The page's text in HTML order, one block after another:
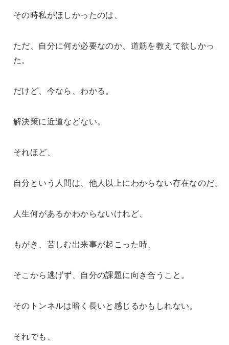
その時私がほしかったのは、
ただ、自分に何が必要なのか、道筋を教えて欲しかっ
た。
だけど、今なら、わかる。
解決策に近道などない。
それほど、
自分という人間は、他人以上にわからない存在なのだ。
人生何があるかわからないけれど、
もがき、苦しむ出来事が起こった時、
そこから逃げず、自分の課題に向き合うこと。
そのトンネルは暗く長いと感じるかもしれない。
それでも、